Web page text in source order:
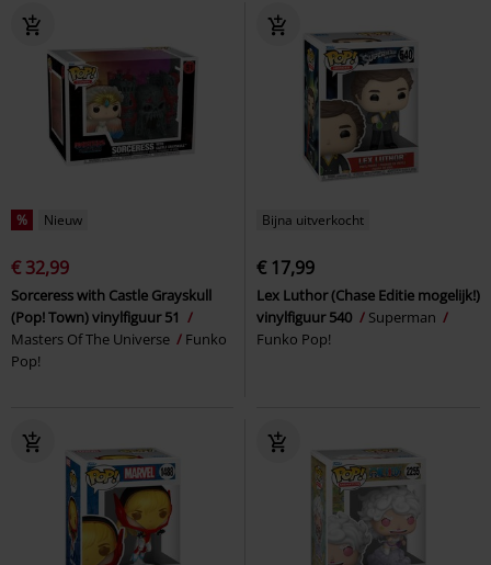
% Nieuw
€ 32,99
Sorceress with Castle Grayskull
(Pop! Town) vinylfiguur 51
Masters Of The Universe
Funko
Pop!
Bijna uitverkocht
€ 17,99
Lex Luthor (Chase Editie mogelijk!)
vinylfiguur 540
Superman
Funko Pop!